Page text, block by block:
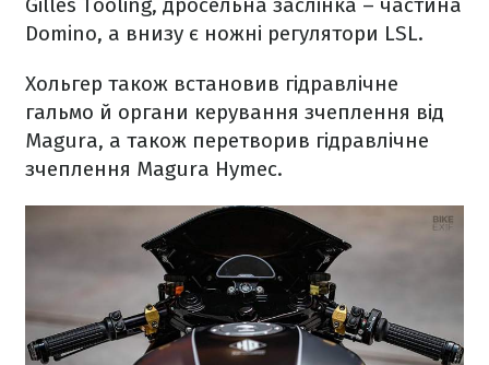
Domino, а внизу є ножні регулятори LSL.
Хольгер також встановив гідравлічне
гальмо й органи керування зчеплення від
Magura, а також перетворив гідравлічне
зчеплення Magura Hymec.